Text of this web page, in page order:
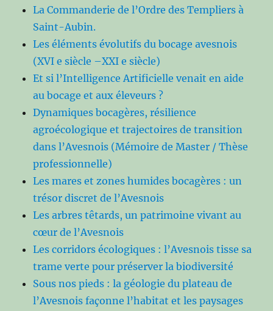
La Commanderie de l’Ordre des Templiers à
Saint-Aubin.
Les éléments évolutifs du bocage avesnois
(XVI e siècle –XXI e siècle)
Et si l’Intelligence Artificielle venait en aide
au bocage et aux éleveurs ?
Dynamiques bocagères, résilience
agroécologique et trajectoires de transition
dans l’Avesnois (Mémoire de Master / Thèse
professionnelle)
Les mares et zones humides bocagères : un
trésor discret de l’Avesnois
Les arbres têtards, un patrimoine vivant au
cœur de l’Avesnois
Les corridors écologiques : l’Avesnois tisse sa
trame verte pour préserver la biodiversité
Sous nos pieds : la géologie du plateau de
l’Avesnois façonne l’habitat et les paysages